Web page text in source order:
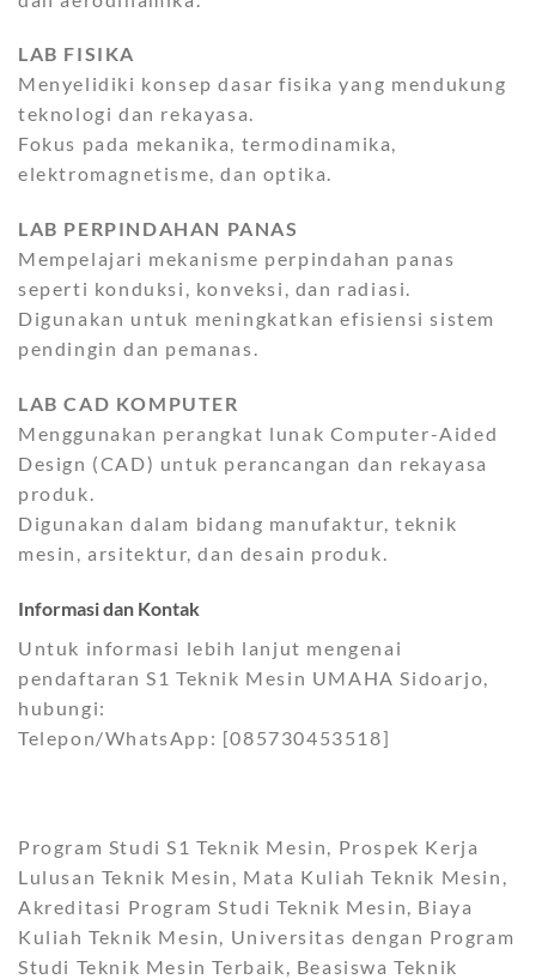
LAB FISIKA
Menyelidiki konsep dasar fisika yang mendukung
teknologi dan rekayasa.
Fokus pada mekanika, termodinamika,
elektromagnetisme, dan optika.
LAB PERPINDAHAN PANAS
Mempelajari mekanisme perpindahan panas
seperti konduksi, konveksi, dan radiasi.
Digunakan untuk meningkatkan efisiensi sistem
pendingin dan pemanas.
LAB CAD KOMPUTER
Menggunakan perangkat lunak Computer-Aided
Design (CAD) untuk perancangan dan rekayasa
produk.
Digunakan dalam bidang manufaktur, teknik
mesin, arsitektur, dan desain produk.
Informasi dan Kontak
Untuk informasi lebih lanjut mengenai
pendaftaran S1 Teknik Mesin UMAHA Sidoarjo,
hubungi:
Telepon/WhatsApp: [085730453518]
Program Studi S1 Teknik Mesin, Prospek Kerja
Lulusan Teknik Mesin, Mata Kuliah Teknik Mesin,
Akreditasi Program Studi Teknik Mesin, Biaya
Kuliah Teknik Mesin, Universitas dengan Program
Studi Teknik Mesin Terbaik, Beasiswa Teknik